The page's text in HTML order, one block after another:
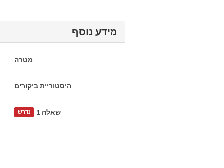
מידע נוסף
מטרה
היסטוריית ביקורים
שאלה 1 נדרש